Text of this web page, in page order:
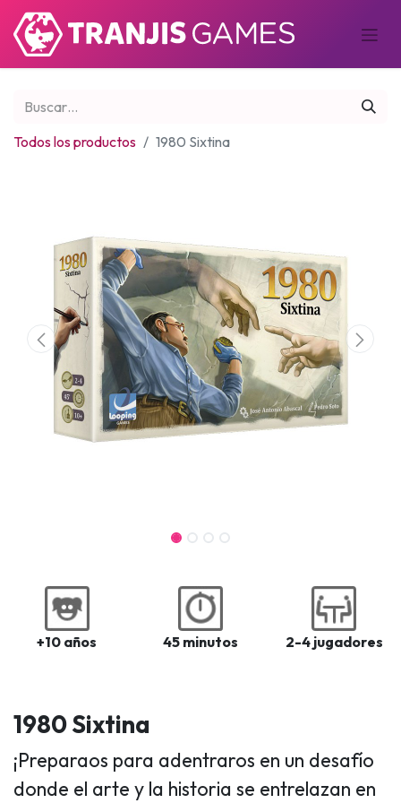
Todos los productos 1980 Sixtina
+10 años 45 minutos 2-4 jugadores
1980 Sixtina
​ ¡Preparaos para adentraros en un desafío
donde el arte y la historia se entrelazan en